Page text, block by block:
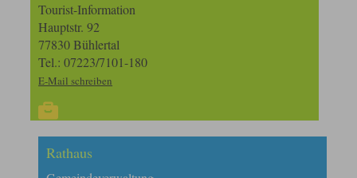
Tourist-Information
Hauptstr. 92
77830 Bühlertal
Tel.: 07223/7101-180
E-Mail schreiben
Rathaus